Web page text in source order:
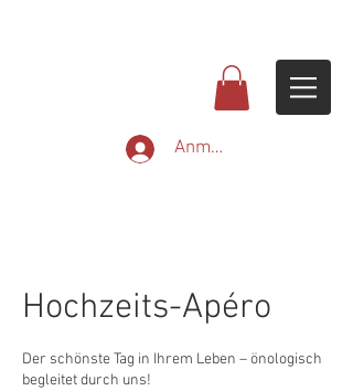
Anmelden
Hochzeits-Apéro
Der schönste Tag in Ihrem Leben – önologisch
begleitet durch uns!